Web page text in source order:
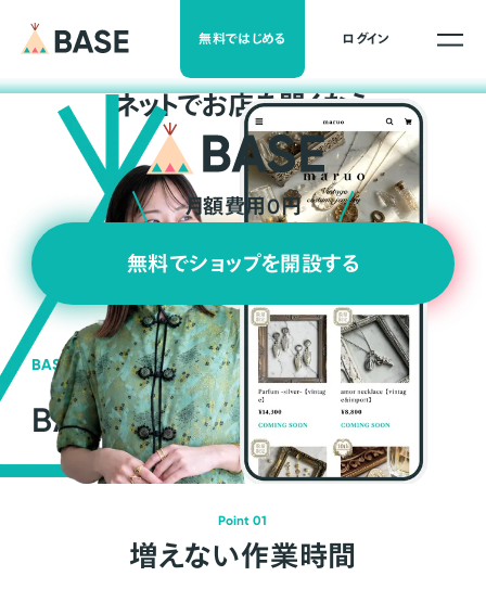
無料ではじめる ログイン
ネットでお店を開くなら
月額費用0円
無料でショップを開設する
BASEの強み
BASEが強い3つの理由
Point 01
増えない作業時間